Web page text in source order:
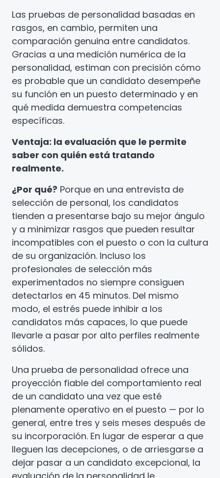
Las pruebas de personalidad basadas en
rasgos, en cambio, permiten una
comparación genuina entre candidatos.
Gracias a una medición numérica de la
personalidad, estiman con precisión cómo
es probable que un candidato desempeñe
su función en un puesto determinado y en
qué medida demuestra competencias
específicas.
Ventaja: la evaluación que le permite
saber con quién está tratando
realmente.
¿Por qué? Porque en una entrevista de
selección de personal, los candidatos
tienden a presentarse bajo su mejor ángulo
y a minimizar rasgos que pueden resultar
incompatibles con el puesto o con la cultura
de su organización. Incluso los
profesionales de selección más
experimentados no siempre consiguen
detectarlos en 45 minutos. Del mismo
modo, el estrés puede inhibir a los
candidatos más capaces, lo que puede
llevarle a pasar por alto perfiles realmente
sólidos.
Una prueba de personalidad ofrece una
proyección fiable del comportamiento real
de un candidato una vez que esté
plenamente operativo en el puesto — por lo
general, entre tres y seis meses después de
su incorporación. En lugar de esperar a que
lleguen las decepciones, o de arriesgarse a
dejar pasar a un candidato excepcional, la